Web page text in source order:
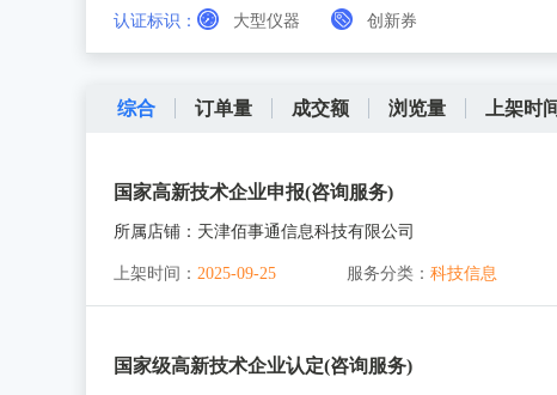
认证标识： 大型仪器 创新券
综合 订单量 成交额 浏览量 上架时
国家高新技术企业申报(咨询服务)
所属店铺： 天津佰事通信息科技有限公司
上架时间： 2025-09-25 服务分类： 科技信息
国家级高新技术企业认定(咨询服务)